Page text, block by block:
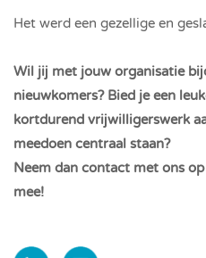
Het werd een gezellige en
Wil jij met jouw organisatie
nieuwkomers? Bied je een
kortdurend vrijwilligerswerk
meedoen centraal staan?
Neem dan contact met ons
mee!